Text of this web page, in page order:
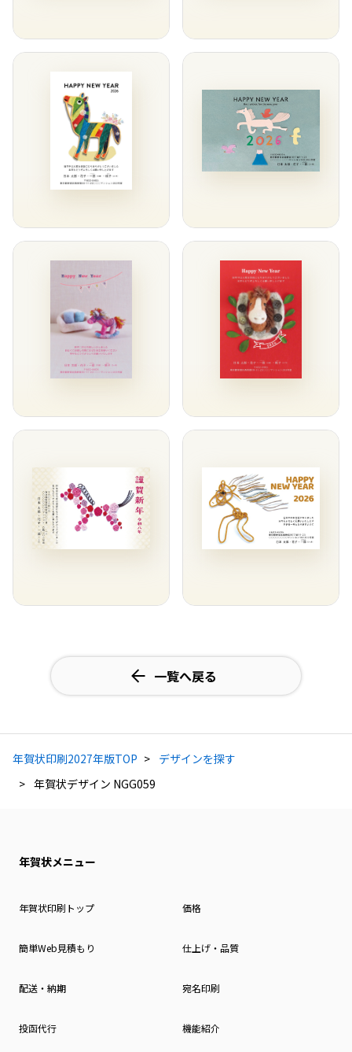
一覧へ戻る
年賀状印刷2027年版TOP
デザインを探す
年賀状デザイン NGG059
年賀状メニュー
年賀状印刷トップ 価格
簡単Web見積もり 仕上げ・品質
配送・納期 宛名印刷
投函代行 機能紹介